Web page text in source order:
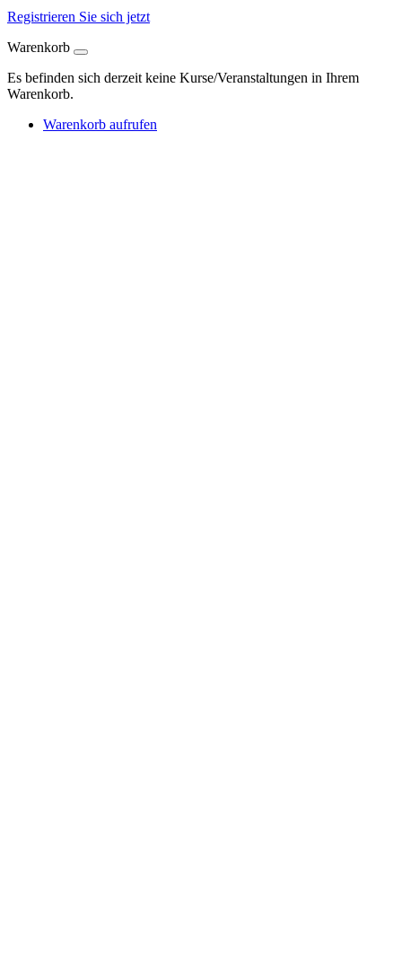
Registrieren Sie sich jetzt
Warenkorb
Es befinden sich derzeit keine Kurse/Veranstaltungen in Ihrem
Warenkorb.
Warenkorb aufrufen